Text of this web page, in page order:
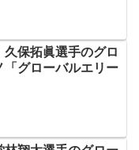
久保拓眞選手のグロ
「グローバルエリー